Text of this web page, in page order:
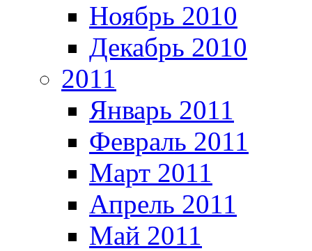
Ноябрь 2010
Декабрь 2010
2011
Январь 2011
Февраль 2011
Март 2011
Апрель 2011
Май 2011